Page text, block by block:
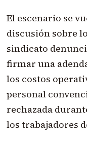
El escenario se
discusión sobre
sindicato
firmar una
los costos
personal
rechazada
los trabajadores